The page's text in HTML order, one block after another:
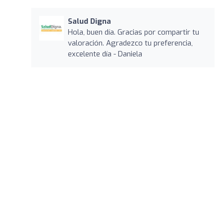
Salud Digna
Hola, buen día. Gracias por compartir tu
valoración. Agradezco tu preferencia,
excelente día - Daniela